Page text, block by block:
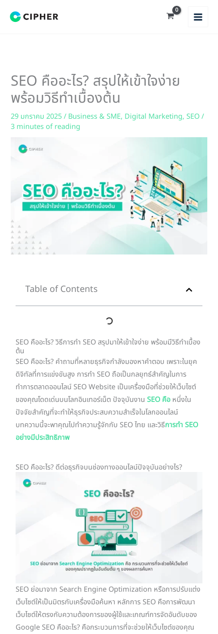
SEO คืออะไร? สรุปให้เข้าใจง่าย
พร้อมวิธีทำเบื้องต้น
29 มกราคม 2025/ Business & SME, Digital Marketing,SEO/
3 minutes of reading
Table of Contents
SEO คืออะไร? วิธีการทำ SEO สรุปมาให้เข้าใจง่าย พร้อมมีวิธีทำเบื้อง
ต้น
SEO คืออะไร? คำถามที่หลายธุรกิจกำลังมองหาคำตอบ เพราะในยุค
ดิจิทัลที่การแข่งขันสูง การทำ SEO ถือเป็นกลยุทธ์สำคัญในการ
ทำการตลาดออนไลน์ SEO Website เป็นเครื่องมือที่ช่วยให้เว็บไซต์
ของคุณโดดเด่นบนโลกอินเทอร์เน็ต ปัจจุบันงานSEO คือ หนึ่งใน
ปัจจัยสำคัญที่จะทำให้ธุรกิจประสบความสำเร็จในโลกออนไลน์
บทความนี้จะพาคุณไปทำความรู้จักกับ SEO ไทย และวิธีการทำ SEO
อย่างมีประสิทธิภาพ
SEO คืออะไร? ดีต่อธุรกิจบนช่องทางออนไลน์ปัจจุบันอย่างไร?
SEO ย่อมาจาก Search Engine Optimization หรือการปรับแต่ง
เว็บไซต์ให้เป็นมิตรกับเครื่องมือค้นหา หลักการ SEO คือการพัฒนา
เว็บไซต์ให้ตรงกับความต้องการของผู้ใช้และเกณฑ์การจัดอันดับของ
Google SEO คืออะไร? คือกระบวนการที่จะช่วยให้เว็บไซต์ของคุณ